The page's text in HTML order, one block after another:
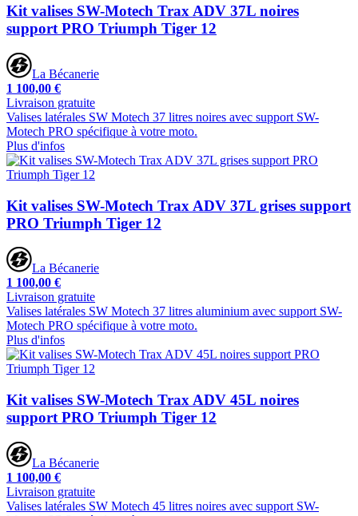
Kit valises SW-Motech Trax ADV 37L noires
support PRO Triumph Tiger 12
La Bécanerie
1 100,00 €
Livraison gratuite
Valises latérales SW Motech 37 litres noires avec support SW-
Motech PRO spécifique à votre moto.
Plus d'infos
Kit valises SW-Motech Trax ADV 37L grises support
PRO Triumph Tiger 12
La Bécanerie
1 100,00 €
Livraison gratuite
Valises latérales SW Motech 37 litres aluminium avec support SW-
Motech PRO spécifique à votre moto.
Plus d'infos
Kit valises SW-Motech Trax ADV 45L noires
support PRO Triumph Tiger 12
La Bécanerie
1 100,00 €
Livraison gratuite
Valises latérales SW Motech 45 litres noires avec support SW-